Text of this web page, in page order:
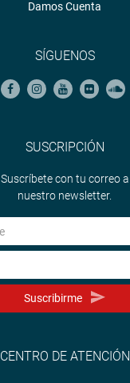
Damos Cuenta
SÍGUENOS
SUSCRIPCIÓN
Suscríbete con tu correo a
nuestro newsletter.
Suscribirme
CENTRO DE ATENCIÓN